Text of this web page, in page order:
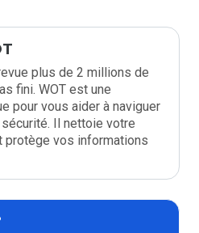
plus de 2 millions de
fini. WOT est une
pour vous aider à naviguer
Il nettoie votre
protège vos informations